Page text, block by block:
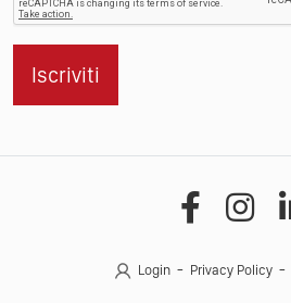
Iscriviti
Login Privacy Policy